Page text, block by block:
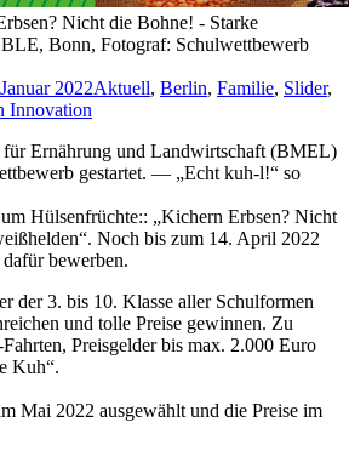
Nicht die Bohne! - Starke
Bonn, Fotograf: Schulwettbewerb
2022Aktuell, Berlin, Familie, Slider,
Innovation
für Ernährung und Landwirtschaft (BMEL)
gestartet. — „Echt kuh-l!“ so
Hülsenfrüchte:: „Kichern Erbsen? Nicht
Noch bis zum 14. April 2022
bewerben.
der 3. bis 10. Klasse aller Schulformen
und tolle Preise gewinnen. Zu
Preisgelder bis max. 2.000 Euro
Kuh“.
Mai 2022 ausgewählt und die Preise im